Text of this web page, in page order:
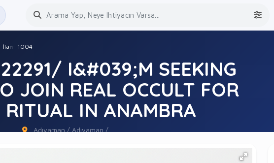
İlan: 1004
I&#039;M SEEKING
JOIN REAL OCCULT FOR
RITUAL IN ANAMBRA
Adıyaman / Adıyaman /